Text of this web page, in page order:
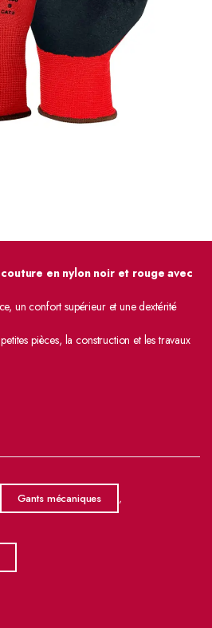
en nylon noir et rouge avec
un confort supérieur et une dextérité
pièces, la construction et les travaux
Gants mécaniques
,